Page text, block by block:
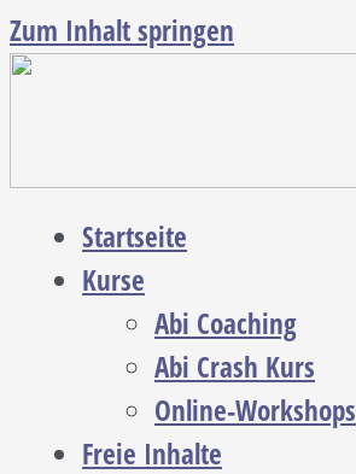
Zum Inhalt springen
Startseite
Kurse
Abi Coaching
Abi Crash Kurs
Online-Workshops
Freie Inhalte